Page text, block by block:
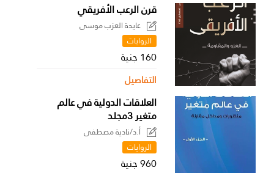
قرن الرعب الأفريقي
عايدة العزب موسى
الروايات
160 جنية
التفاصيل
العلاقات الدولية في عالم
متغير 3مجلد
أ.د/نادية مصطفى
الروايات
960 جنية